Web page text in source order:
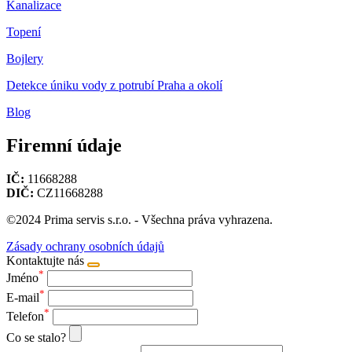
Kanalizace
Topení
Bojlery
Detekce úniku vody z potrubí Praha a okolí
Blog
Firemní údaje
IČ: 11668288
DIČ: CZ11668288
©2024 Prima servis s.r.o. - Všechna práva vyhrazena.
Zásady ochrany osobních údajů
Kontaktujte nás
Jméno*
E-mail*
Telefon*
Co se stalo?